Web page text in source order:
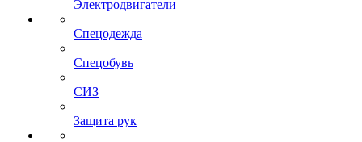
Электродвигатели
Спецодежда
Спецобувь
СИЗ
Защита рук